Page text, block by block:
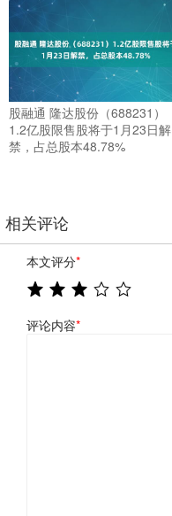
股融通 隆达股份（688231）
1.2亿股限售股将于1月23日解
禁，占总股本48.78%
相关评论
本文评分*
评论内容*